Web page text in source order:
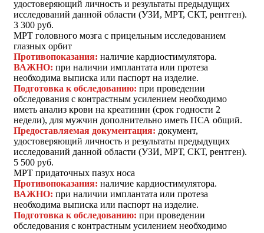
удостоверяющий личность и результаты предыдущих
исследований данной области (УЗИ, МРТ, СКТ, рентген).
3 300 руб.
МРТ головного мозга с прицельным исследованием
глазных орбит
Противопоказания: наличие кардиостимулятора.
ВАЖНО: при наличии имплантата или протеза
необходима выписка или паспорт на изделие.
Подготовка к обследованию: при проведении
обследования с контрастным усилением необходимо
иметь анализ крови на креатинин (срок годности 2
недели), для мужчин дополнительно иметь ПСА общий.
Предоставляемая документация: документ,
удостоверяющий личность и результаты предыдущих
исследований данной области (УЗИ, МРТ, СКТ, рентген).
5 500 руб.
МРТ придаточных пазух носа
Противопоказания: наличие кардиостимулятора.
ВАЖНО: при наличии имплантата или протеза
необходима выписка или паспорт на изделие.
Подготовка к обследованию: при проведении
обследования с контрастным усилением необходимо